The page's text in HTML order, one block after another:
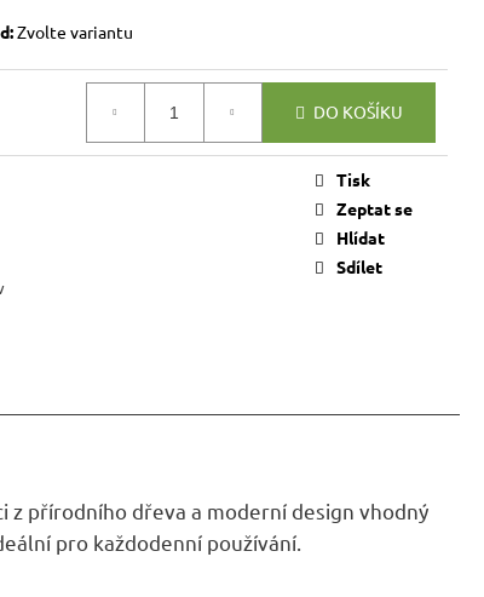
Zvolte variantu
DO KOŠÍKU
Tisk
Zeptat se
Hlídat
Sdílet
přírodního dřeva a moderní design vhodný
pro každodenní používání.